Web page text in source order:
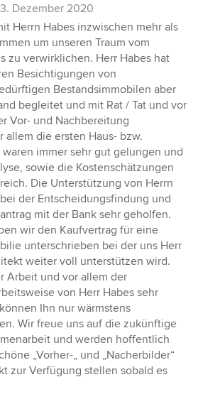
Dezember 2020
Herrn Habes inzwischen mehr als
um unseren Traum vom
zu verwirklichen. Herr Habes hat
Besichtigungen von
Bestandsimmobilen aber
begleitet und mit Rat / Tat und vor
Vor- und Nachbereitung
allem die ersten Haus- bzw.
immer sehr gut gelungen und
sowie die Kostenschätzungen
Die Unterstützung von Herrn
der Entscheidungsfindung und
mit der Bank sehr geholfen.
wir den Kaufvertrag für eine
unterschrieben bei der uns Herr
weiter voll unterstützen wird.
Arbeit und vor allem der
von Herr Habes sehr
Ihn nur wärmstens
Wir freue uns auf die zukünftige
und werden hoffentlich
„Vorher-„ und „Nacherbilder“
zur Verfügung stellen sobald es